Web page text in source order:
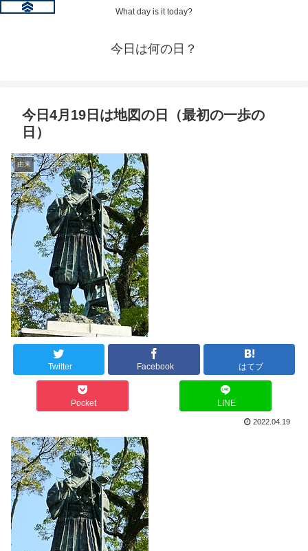
What day is it today?
今日は何の日？
今日4月19日は地図の日（最初の一歩の
日）
由来
Twitter Facebook はてブ
Pocket LINE
2022.04.19